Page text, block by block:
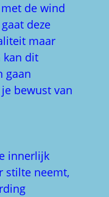
de wind
deze
maar
kan dit
gaan
bewust van
innerlijk
stilte neemt,